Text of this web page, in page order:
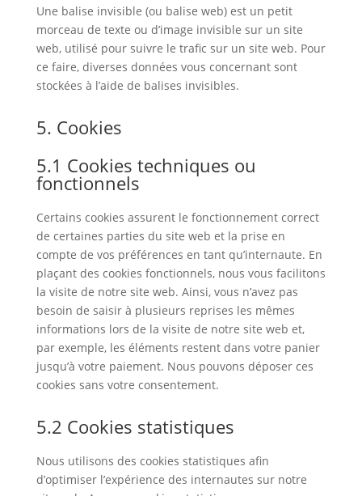
Une balise invisible (ou balise web) est un petit
morceau de texte ou d’image invisible sur un site
web, utilisé pour suivre le trafic sur un site web. Pour
ce faire, diverses données vous concernant sont
stockées à l’aide de balises invisibles.
5. Cookies
5.1 Cookies techniques ou
fonctionnels
Certains cookies assurent le fonctionnement correct
de certaines parties du site web et la prise en
compte de vos préférences en tant qu’internaute. En
plaçant des cookies fonctionnels, nous vous facilitons
la visite de notre site web. Ainsi, vous n’avez pas
besoin de saisir à plusieurs reprises les mêmes
informations lors de la visite de notre site web et,
par exemple, les éléments restent dans votre panier
jusqu’à votre paiement. Nous pouvons déposer ces
cookies sans votre consentement.
5.2 Cookies statistiques
Nous utilisons des cookies statistiques afin
d’optimiser l’expérience des internautes sur notre